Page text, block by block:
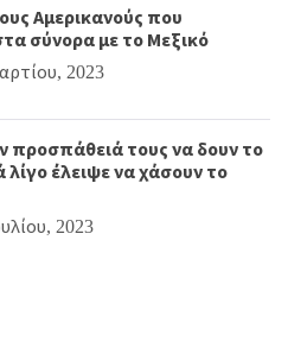
Αμερικανούς που
σύνορα με το Μεξικό
2023
προσπάθειά τους να δουν το
λίγο έλειψε να χάσουν το
2023